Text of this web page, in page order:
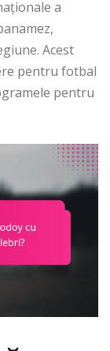
a
Acest
pentru fotbal
pentru